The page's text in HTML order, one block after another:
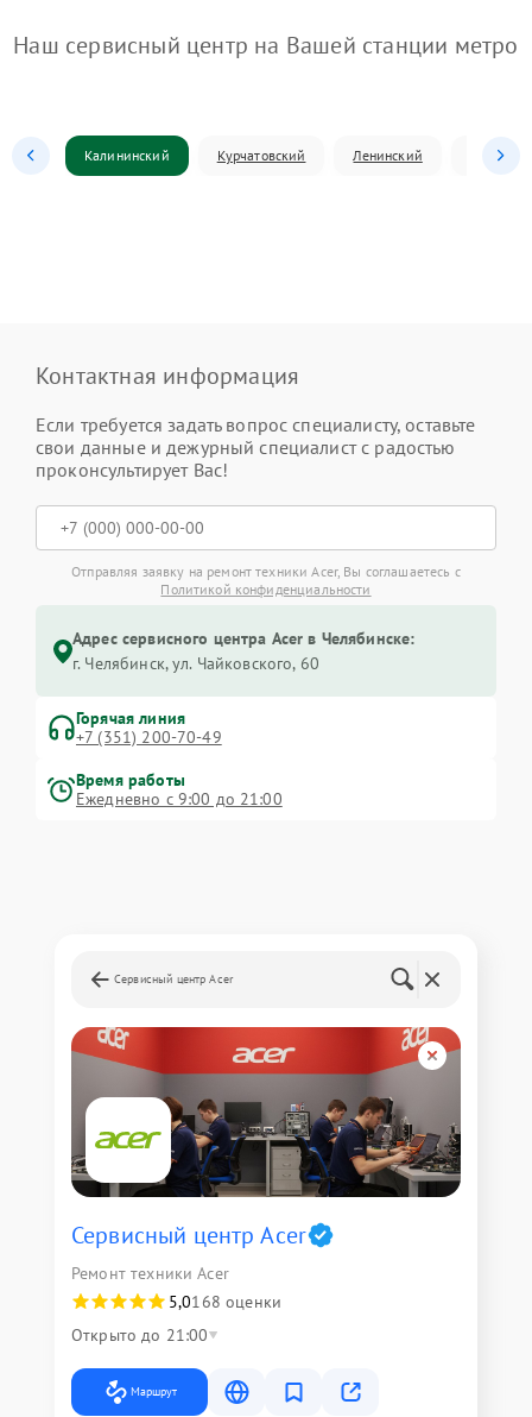
Наш сервисный центр на Вашей станции метро
Калининский Курчатовский Ленинский
Контактная информация
Если требуется задать вопрос специалисту, оставьте
свои данные и дежурный специалист с радостью
проконсультирует Вас!
Отправляя заявку на ремонт техники Acer, Вы соглашаетесь с
Политикой конфиденциальности
Адрес сервисного центра Acer в Челябинске:
г. Челябинск, ул. Чайковского, 60
Горячая линия
+7 (351) 200-70-49
Время работы
Ежедневно с 9:00 до 21:00
Сервисный центр Acer
Сервисный центр Acer
Ремонт техники Acer
5,0168 оценки
Открыто до 21:00
Маршрут